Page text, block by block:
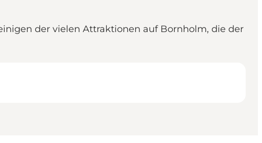
der vielen Attraktionen auf Bornholm, die der